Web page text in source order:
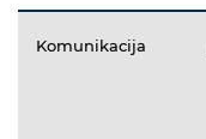
Komunikacija